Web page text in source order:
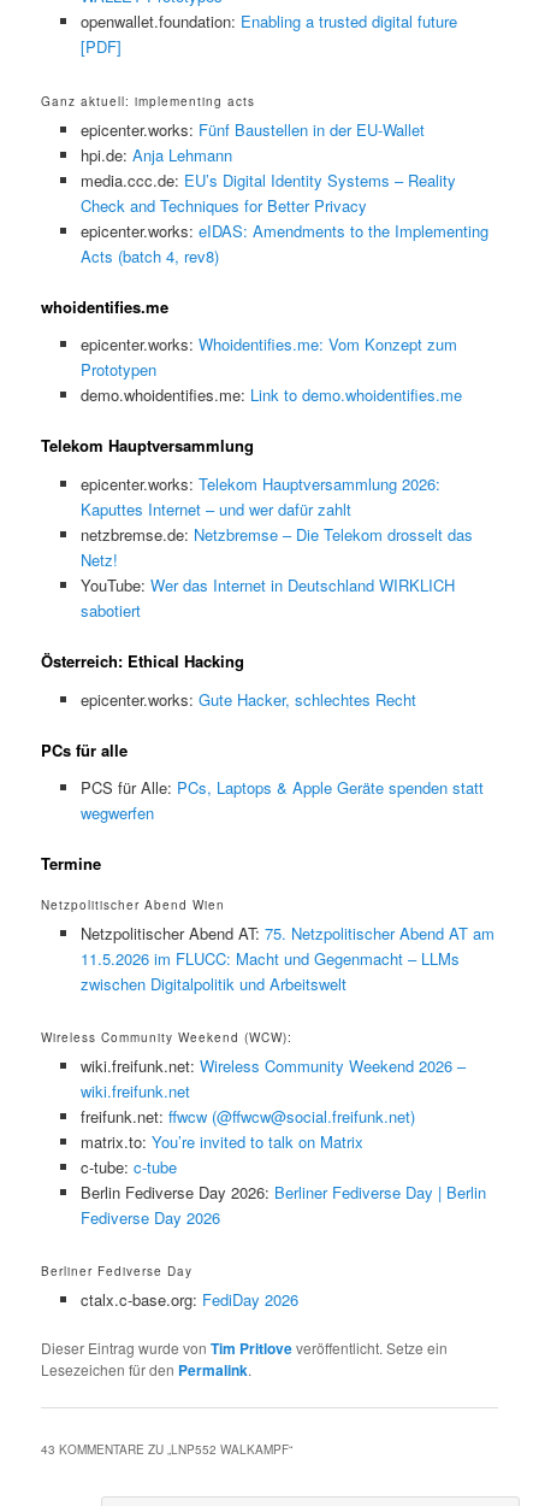
openwallet.foundation: Enabling a trusted digital future
[PDF]
Ganz aktuell: implementing acts
epicenter.works: Fünf Baustellen in der EU-Wallet
hpi.de: Anja Lehmann
media.ccc.de: EU’s Digital Identity Systems – Reality
Check and Techniques for Better Privacy
epicenter.works: eIDAS: Amendments to the Implementing
Acts (batch 4, rev8)
whoidentifies.me
epicenter.works: Whoidentifies.me: Vom Konzept zum
Prototypen
demo.whoidentifies.me: Link to demo.whoidentifies.me
Telekom Hauptversammlung
epicenter.works: Telekom Hauptversammlung 2026:
Kaputtes Internet – und wer dafür zahlt
netzbremse.de: Netzbremse – Die Telekom drosselt das
Netz!
YouTube: Wer das Internet in Deutschland WIRKLICH
sabotiert
Österreich: Ethical Hacking
epicenter.works: Gute Hacker, schlechtes Recht
PCs für alle
PCS für Alle: PCs, Laptops & Apple Geräte spenden statt
wegwerfen
Termine
Netzpolitischer Abend Wien
Netzpolitischer Abend AT: 75. Netzpolitischer Abend AT am
11.5.2026 im FLUCC: Macht und Gegenmacht – LLMs
zwischen Digitalpolitik und Arbeitswelt
Wireless Community Weekend (WCW):
wiki.freifunk.net: Wireless Community Weekend 2026 –
wiki.freifunk.net
freifunk.net: ffwcw (@ffwcw@social.freifunk.net)
matrix.to: You’re invited to talk on Matrix
c-tube: c-tube
Berlin Fediverse Day 2026: Berliner Fediverse Day | Berlin
Fediverse Day 2026
Berliner Fediverse Day
ctalx.c-base.org: FediDay 2026
Dieser Eintrag wurde vonTim Pritloveveröffentlicht. Setze ein
Lesezeichen für den Permalink.
43 KOMMENTARE ZU „LNP552 WALKAMPF“